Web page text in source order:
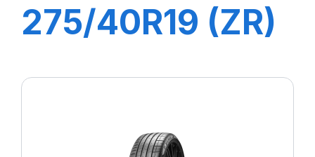
275/40R19 (ZR)